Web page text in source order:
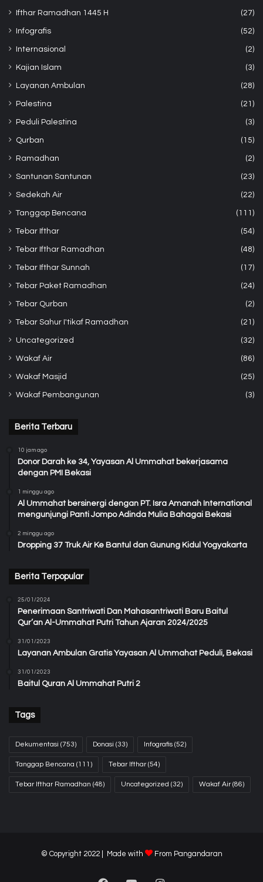
Ifthar Ramadhan 1445 H (27)
Infografis (52)
Internasional (2)
Kajian Islam (3)
Layanan Ambulan (28)
Palestina (21)
Peduli Palestina (3)
Qurban (15)
Ramadhan (2)
Santunan Santunan (23)
Sedekah Air (22)
Tanggap Bencana (111)
Tebar Ifthar (54)
Tebar Ifthar Ramadhan (48)
Tebar Ifthar Sunnah (17)
Tebar Paket Ramadhan (24)
Tebar Qurban (2)
Tebar Sahur I'tikaf Ramadhan (21)
Uncategorized (32)
Wakaf Air (86)
Wakaf Masjid (25)
Wakaf Pembangunan (3)
Berita Terbaru
10 jam ago
Donor Darah ke 34, Yayasan Al Ummahat bekerjasama
dengan PMI Bekasi
1 minggu ago
Al Ummahat bersinergi dengan PT. Isra Amanah International
mengunjungi Panti Jompo Adinda Mulia Bahagai Bekasi
2 minggu ago
Dropping 37 Truk Air Ke Bantul dan Gunung Kidul Yogyakarta
Berita Terpopular
25/01/2024
Penerimaan Santriwati Dan Mahasantriwati Baru Baitul
Qur’an Al-Ummahat Putri Tahun Ajaran 2024/2025
31/01/2023
Layanan Ambulan Gratis Yayasan Al Ummahat Peduli, Bekasi
31/01/2023
Baitul Quran Al Ummahat Putri 2
Tags
Dekumentasi (753) Donasi (33) Infografis (52)
Tanggap Bencana (111) Tebar Ifthar(54)
Tebar Ifthar Ramadhan (48) Uncategorized (32) Wakaf Air(86)
© Copyright 2022 | Made with From Pangandaran